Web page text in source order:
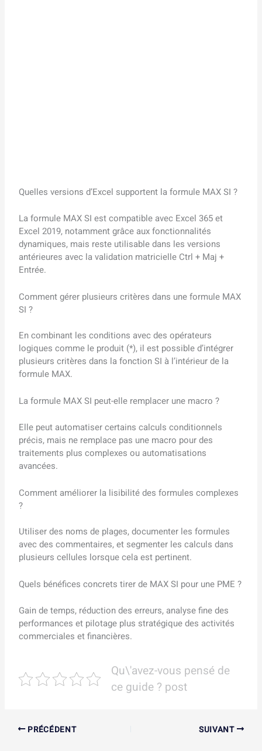
Quelles versions d’Excel supportent la formule MAX SI ?
La formule MAX SI est compatible avec Excel 365 et
Excel 2019, notamment grâce aux fonctionnalités
dynamiques, mais reste utilisable dans les versions
antérieures avec la validation matricielle Ctrl + Maj +
Entrée.
Comment gérer plusieurs critères dans une formule MAX
SI ?
En combinant les conditions avec des opérateurs
logiques comme le produit (*), il est possible d’intégrer
plusieurs critères dans la fonction SI à l’intérieur de la
formule MAX.
La formule MAX SI peut-elle remplacer une macro ?
Elle peut automatiser certains calculs conditionnels
précis, mais ne remplace pas une macro pour des
traitements plus complexes ou automatisations
avancées.
Comment améliorer la lisibilité des formules complexes
?
Utiliser des noms de plages, documenter les formules
avec des commentaires, et segmenter les calculs dans
plusieurs cellules lorsque cela est pertinent.
Quels bénéfices concrets tirer de MAX SI pour une PME ?
Gain de temps, réduction des erreurs, analyse fine des
performances et pilotage plus stratégique des activités
commerciales et financières.
Qu\'avez-vous pensé de
ce guide ? post
PRÉCÉDENT SUIVANT